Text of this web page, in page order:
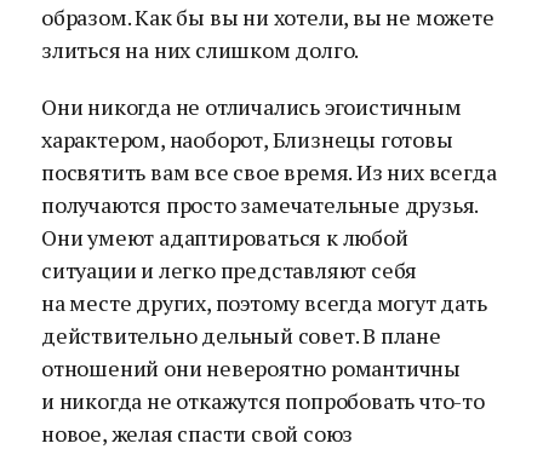
образом. Как бы вы ни хотели, вы не можете
злиться на них слишком долго.
Они никогда не отличались эгоистичным
характером, наоборот, Близнецы готовы
посвятить вам все свое время. Из них всегда
получаются просто замечательные друзья.
Они умеют адаптироваться к любой
ситуации и легко представляют себя
на месте других, поэтому всегда могут дать
действительно дельный совет. В плане
отношений они невероятно романтичны
и никогда не откажутся попробовать что-то
новое, желая спасти свой союз